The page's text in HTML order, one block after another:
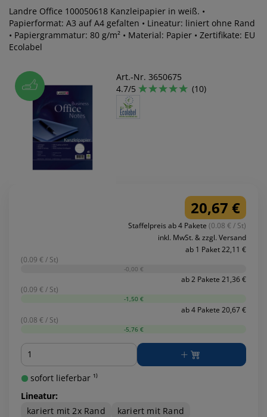
Landre Office 100050618 Kanzleipapier in weiß. •
Papierformat: A3 auf A4 gefalten • Lineatur: liniert ohne Rand
• Papiergrammatur: 80 g/m² • Material: Papier • Zertifikate: EU
Ecolabel
Art.-Nr. 3650675
4.7/5
(10)
20,67 €
Staffelpreis ab 4 Pakete (0.08 € / St)
inkl. MwSt. & zzgl. Versand
ab 1 Paket 22,11 €
(0.09 € / St)
-0,00 €
ab 2 Pakete 21,36 €
(0.09 € / St)
-1,50 €
ab 4 Pakete 20,67 €
(0.08 € / St)
-5,76 €
Menge
sofort lieferbar ¹⁾
Lineatur:
kariert mit 2x Rand
kariert mit Rand